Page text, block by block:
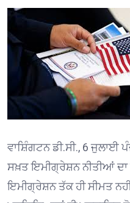
ਵਾਸ਼ਿੰਗਟਨ ਡੀ.ਸੀ., 6
ਸਖ਼ਤ ਇਮੀਗ੍ਰੇਸ਼ਨ ਨੀਤੀਆਂ
ਇਮੀਗ੍ਰੇਸ਼ਨ ਤੱਕ ਹੀ ਸੀਮਤ